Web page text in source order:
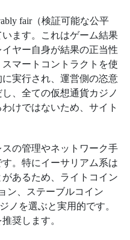
fair（検証可能な公平
ます。これはゲーム結果
ヤー自身が結果の正当性
マートコントラクトを使
実行され、運営側の恣意
、全ての仮想通貨カジノ
けではないため、サイト
の管理やネットワーク手
。特にイーサリアム系は
あるため、ライトコイン
ン、ステーブルコイン
ノを選ぶと実用的です。
奨します。